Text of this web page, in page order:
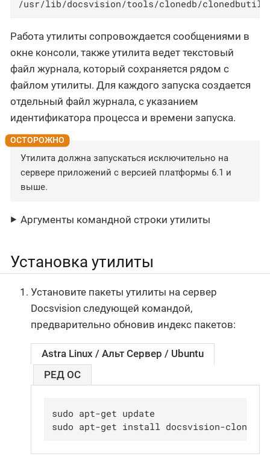
/usr/lib/docsvision/tools/clonedb/clonedbutil
Работа утилиты сопровождается сообщениями в
окне консоли, также утилита ведет текстовый
файл журнала, который сохраняется рядом с
файлом утилиты. Для каждого запуска создается
отдельный файл журнала, с указанием
идентификатора процесса и времени запуска.
Утилита должна запускаться исключительно на
сервере приложений с версией платформы 6.1 и
выше.
Аргументы командной строки утилиты
Установка утилиты
Установите пакеты утилиты на сервер
Docsvision следующей командой,
предварительно обновив индекс пакетов:
Astra Linux / Альт Сервер / Ubuntu
РЕД ОС
sudo apt-get update
sudo apt-get install docsvision-сlonedb